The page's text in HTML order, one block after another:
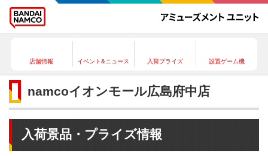
店舗情報 イベント&ニュース 入荷プライズ 設置ゲーム機
namcoイオンモール広島府中店
入荷景品・プライズ情報